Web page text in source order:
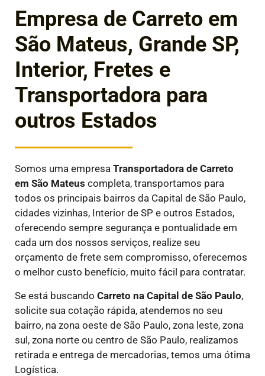
Empresa de Carreto em
São Mateus, Grande SP,
Interior, Fretes e
Transportadora para
outros Estados
Somos uma empresa Transportadora de Carreto
em São Mateus completa, transportamos para
todos os principais bairros da Capital de São Paulo,
cidades vizinhas, Interior de SP e outros Estados,
oferecendo sempre segurança e pontualidade em
cada um dos nossos serviços, realize seu
orçamento de frete sem compromisso, oferecemos
o melhor custo benefício, muito fácil para contratar.
Se está buscando Carreto na Capital de São Paulo,
solicite sua cotação rápida, atendemos no seu
bairro, na zona oeste de São Paulo, zona leste, zona
sul, zona norte ou centro de São Paulo, realizamos
retirada e entrega de mercadorias, temos uma ótima
Logística.